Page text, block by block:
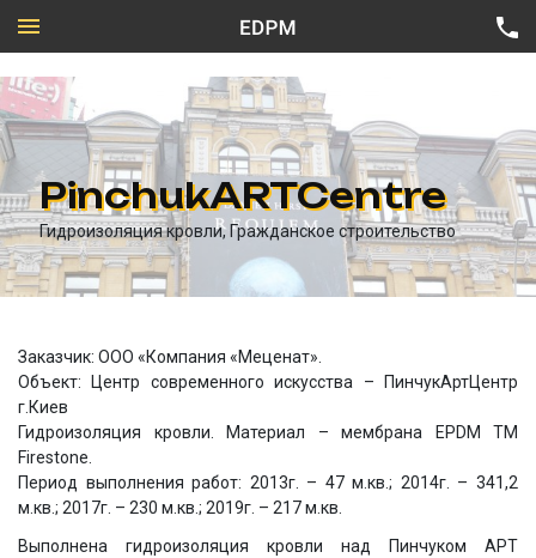
Частный сектор
Промышленное строительство
Гражданское строительство
Подземные объекты
Все направления
Техническая карта Firestone
PinchukARTCentre
Гидроизоляция кровли, Гражданское строительство
Заказчик: ООО «Компания «Меценат».
Объект: Центр современного искусства – ПинчукАртЦентр
г.Киев
Гидроизоляция кровли. Материал – мембрана EPDM ТМ
Firestone.
Период выполнения работ: 2013г. – 47 м.кв.; 2014г. – 341,2
м.кв.; 2017г. – 230 м.кв.; 2019г. – 217 м.кв.
Выполнена гидроизоляция кровли над Пинчуком АРТ